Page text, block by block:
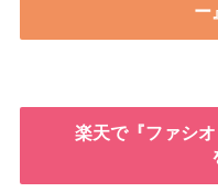
ー
楽天で『ファシオ